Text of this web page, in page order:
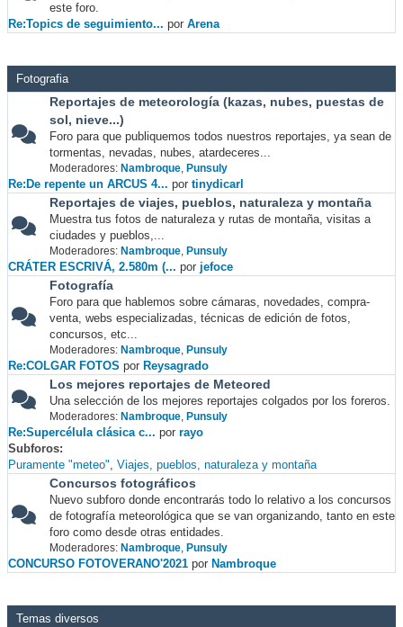
este foro.
Re:Topics de seguimiento... por Arena
Fotografia
Reportajes de meteorología (kazas, nubes, puestas de
sol, nieve...)
Foro para que publiquemos todos nuestros reportajes, ya sean de
tormentas, nevadas, nubes, atardeceres...
Moderadores: Nambroque, Punsuly
Re:De repente un ARCUS 4... por tinydicarl
Reportajes de viajes, pueblos, naturaleza y montaña
Muestra tus fotos de naturaleza y rutas de montaña, visitas a
ciudades y pueblos,...
Moderadores: Nambroque, Punsuly
CRÁTER ESCRIVÁ, 2.580m (... por jefoce
Fotografía
Foro para que hablemos sobre cámaras, novedades, compra-
venta, webs especializadas, técnicas de edición de fotos,
concursos, etc...
Moderadores: Nambroque, Punsuly
Re:COLGAR FOTOS por Reysagrado
Los mejores reportajes de Meteored
Una selección de los mejores reportajes colgados por los foreros.
Moderadores: Nambroque, Punsuly
Re:Supercélula clásica c... por rayo
Subforos
Puramente "meteo" Viajes, pueblos, naturaleza y montaña
Concursos fotográficos
Nuevo subforo donde encontrarás todo lo relativo a los concursos
de fotografía meteorológica que se van organizando, tanto en este
foro como desde otras entidades.
Moderadores: Nambroque, Punsuly
CONCURSO FOTOVERANO'2021 por Nambroque
Temas diversos